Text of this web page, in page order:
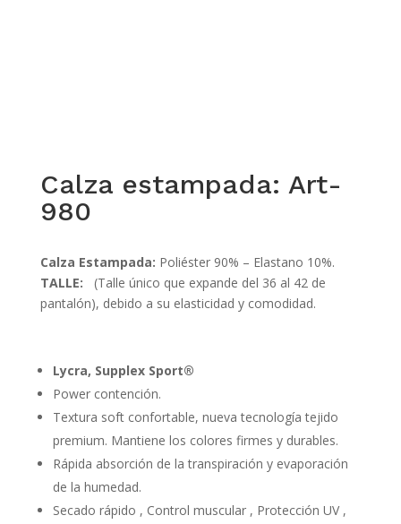
Calza estampada: Art-
980
Calza Estampada: Poliéster 90% – Elastano 10%.
TALLE:
(Talle único que expande del 36 al 42 de
pantalón), debido a su elasticidad y comodidad.
Lycra, Supplex Sport®
Power contención.
Textura soft confortable, nueva tecnología tejido
premium. Mantiene los colores firmes y durables.
Rápida absorción de la transpiración y evaporación
de la humedad.
Secado rápido , Control muscular , Protección UV ,